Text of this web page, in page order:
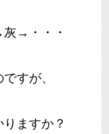
→・・・
すが、
ますか？